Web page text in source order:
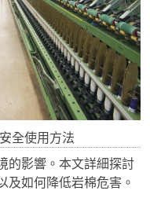
全使用方法
的影響。本文詳細探討
及如何降低岩棉危害。